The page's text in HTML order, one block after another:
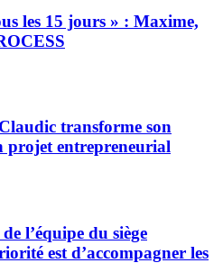
les 15 jours » : Maxime,
transforme son
projet entrepreneurial
l’équipe du siège
est d’accompagner les